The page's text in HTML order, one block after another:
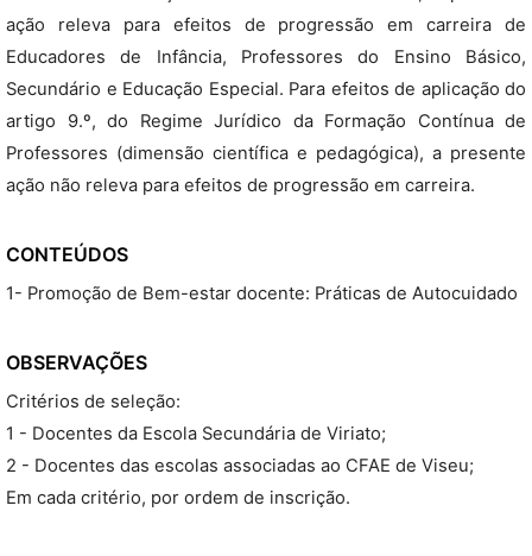
ação releva para efeitos de progressão em carreira de
Educadores de Infância, Professores do Ensino Básico,
Secundário e Educação Especial. Para efeitos de aplicação do
artigo 9.º, do Regime Jurídico da Formação Contínua de
Professores (dimensão científica e pedagógica), a presente
ação não releva para efeitos de progressão em carreira.
CONTEÚDOS
1- Promoção de Bem-estar docente: Práticas de Autocuidado
OBSERVAÇÕES
Critérios de seleção:
1 - Docentes da Escola Secundária de Viriato;
2 - Docentes das escolas associadas ao CFAE de Viseu;
Em cada critério, por ordem de inscrição.